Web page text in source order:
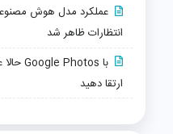
انتظارات ظاهر شد
ارتقا دهید